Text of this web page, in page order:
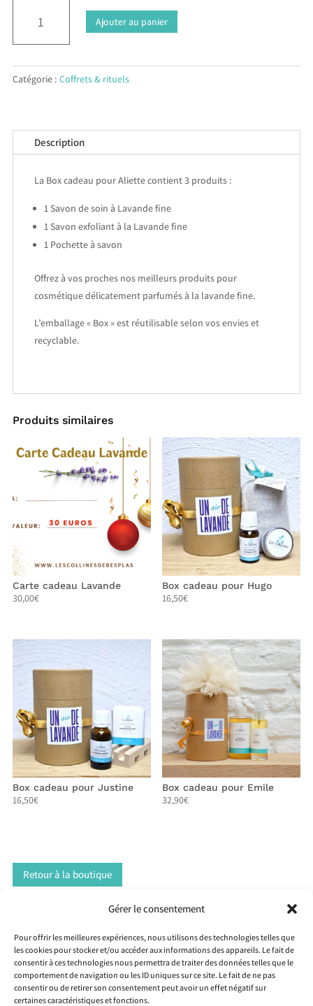
Gérer le consentement
Pour offrir les meilleures expériences, nous utilisons des technologies telles que
les cookies pour stocker et/ou accéder aux informations des appareils. Le fait de
consentir à ces technologies nous permettra de traiter des données telles que le
comportement de navigation ou les ID uniques sur ce site. Le fait de ne pas
consentir ou de retirer son consentement peut avoir un effet négatif sur
certaines caractéristiques et fonctions.
Box
pour
Ajouter au panier
A
t
e
Catégorie : Coffrets & rituels
Description
La Box cadeau pour Aliette contient 3 produits :
1 Savon de soin à Lavande fine
1 Savon exfoliant à la Lavande fine
1 Pochette à savon
Offrez à vos proches nos meilleurs produits pour
cosmétique délicatement parfumés à la lavande fine.
L’emballage « Box » est réutilisable selon vos envies et
recyclable.
Produits similaires
Carte cadeau Lavande
30,00€
Box cadeau pour Hugo
16,50€
Box cadeau pour Justine
16,50€
Box cadeau pour Emile
32,90€
Retour à la boutique
Livraison en 72 heures